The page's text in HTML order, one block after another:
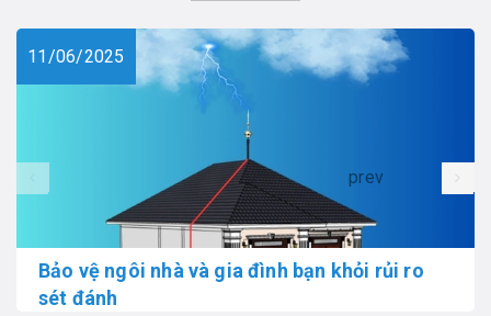
11/06/2025
Bảo vệ ngôi nhà và gia đình bạn khỏi rủi ro
sét đánh
prev